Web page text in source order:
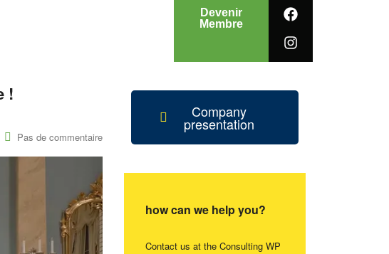
Devenir
Membre
!
Pas de commentaire
Company
presentation
how can we help you?
Contact us at the Consulting WP